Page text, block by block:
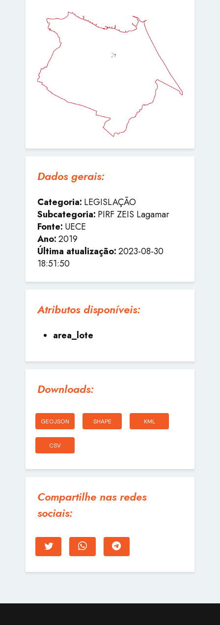
Dados gerais:
Categoria: LEGISLAÇÃO
Subcategoria: PIRF ZEIS Lagamar
Fonte: UECE
Ano:2019
Última atualização:2023-08-30
18:51:50
Atributos disponíveis:
area_lote
Downloads:
GEOJSON SHAPE KML
CSV
Compartilhe nas redes
sociais: